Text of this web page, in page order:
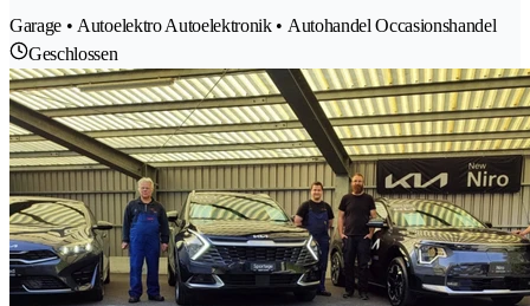
Garage • Autoelektro Autoelektronik • Autohandel Occasionshandel
Geschlossen